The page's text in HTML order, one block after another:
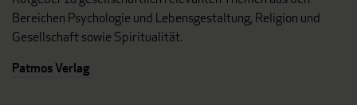
Bereichen Psychologie und Lebensgestaltung, Religion und
Gesellschaft sowie Spiritualität.
Patmos Verlag